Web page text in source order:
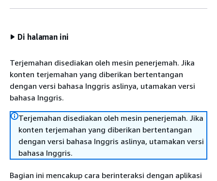
Di halaman ini
Terjemahan disediakan oleh mesin penerjemah. Jika
konten terjemahan yang diberikan bertentangan
dengan versi bahasa Inggris aslinya, utamakan versi
bahasa Inggris.
Terjemahan disediakan oleh mesin penerjemah. Jika
konten terjemahan yang diberikan bertentangan
dengan versi bahasa Inggris aslinya, utamakan versi
bahasa Inggris.
Bagian ini mencakup cara berinteraksi dengan aplikasi